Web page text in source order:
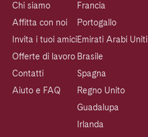
Chi siamo
Affitta con noi
Invita i tuoi amici
Offerte di lavoro
Contatti
Aiuto e FAQ
Francia
Portogallo
Emirati Arabi Uniti
Brasile
Spagna
Regno Unito
Guadalupa
Irlanda